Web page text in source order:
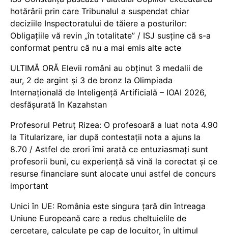
hotărârii prin care Tribunalul a suspendat chiar
deciziile Inspectoratului de tăiere a posturilor:
Obligațiile vă revin „în totalitate” / ISJ susține că s-a
conformat pentru că nu a mai emis alte acte
ULTIMĂ ORĂ Elevii români au obținut 3 medalii de
aur, 2 de argint și 3 de bronz la Olimpiada
Internațională de Inteligență Artificială – IOAI 2026,
desfășurată în Kazahstan
Profesorul Petruț Rizea: O profesoară a luat nota 4.90
la Titularizare, iar după contestații nota a ajuns la
8.70 / Astfel de erori îmi arată ce entuziasmați sunt
profesorii buni, cu experiență să vină la corectat și ce
resurse financiare sunt alocate unui astfel de concurs
important
Unici în UE: România este singura țară din întreaga
Uniune Europeană care a redus cheltuielile de
cercetare, calculate pe cap de locuitor, în ultimul